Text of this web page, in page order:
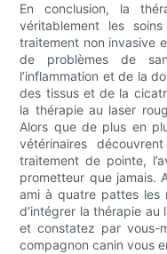
En conclusion, la
véritablement les
traitement non invasive
de problèmes de
l’inflammation et de la
des tissus et de la
la thérapie au laser
Alors que de plus en
vétérinaires
traitement de pointe,
prometteur que jamais.
ami à quatre pattes les
d’intégrer la thérapie
et constatez par vous-
compagnon canin vous